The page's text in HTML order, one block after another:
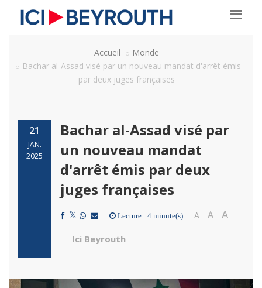
Accueil
Monde
Bachar al-Assad visé par un nouveau mandat d'arrêt émis
par deux juges françaises
21
JAN.
2025
Bachar al-Assad visé par
un nouveau mandat
d'arrêt émis par deux
juges françaises
Lecture : 4 minute(s) A A A
Ici Beyrouth